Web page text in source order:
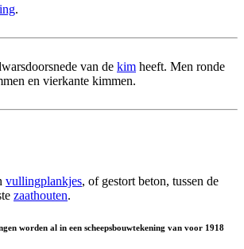
.
van de kim heeft. Men ronde
en vierkante kimmen.
vullingplankjes, of gestort beton, tussen de
zaathouten.
worden al in een scheepsbouwtekening van voor 1918